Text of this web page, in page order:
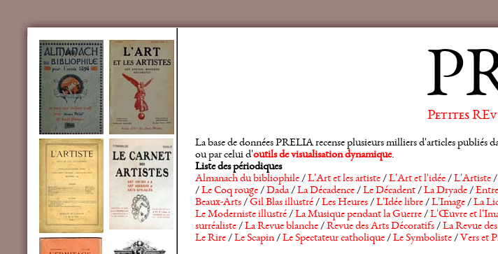
Petites
La base de données PRELIA recense plusieurs milliers d'articles publiés
ou par celui d'outils de visualisation dynamique.
Liste des périodiques
Almanach du bibliophile/L'Art et les artiste/L'Art et l'idée/L'Artiste/
/Le Coq rouge/Dada/La Décadence/Le Décadent/La Dryade/
Beaux-Arts/Gil Blas illustré/Les Heures/L'Idée libre/L'Image/La
Le Moderniste illustré/La Musique pendant la Guerre/L'Œuvre et
surréaliste/La Revue blanche/Revue des Arts Décoratifs/La Revue
Le Rire/Le Scapin/Le Spectateur catholique/Le Symboliste/ Vers et